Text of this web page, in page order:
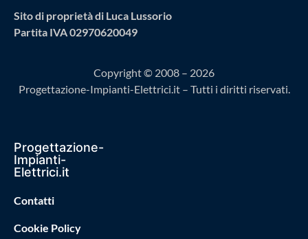
Sito di proprietà di Luca Lussorio
Partita IVA 02970620049
Copyright © 2008 – 2026
Progettazione-Impianti-Elettrici.it – Tutti i diritti riservati.
Progettazione-
Impianti-
Elettrici.it
Contatti
Cookie Policy